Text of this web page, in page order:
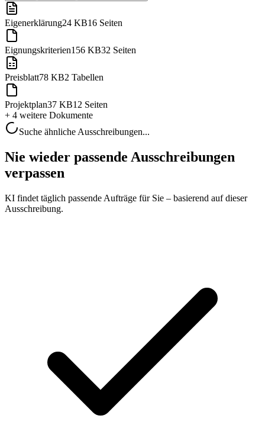
Eigenerklärung24 KB16 Seiten
Eignungskriterien156 KB32 Seiten
Preisblatt78 KB2 Tabellen
Projektplan37 KB12 Seiten
+ 4 weitere Dokumente
Suche ähnliche Ausschreibungen...
Nie wieder passende Ausschreibungen
verpassen
KI findet täglich passende Aufträge für Sie – basierend auf dieser
Ausschreibung.